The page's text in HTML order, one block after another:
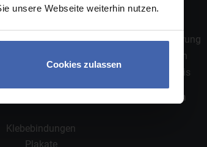
unsere Webseite weiterhin nutzen.
Cookies zulassen
Widerruf
Datenschutzerklärung
Cookie-Deklaration
Rechtlicher Hinweis
Vertrag widerrufen
Klebebindungen
Plakate